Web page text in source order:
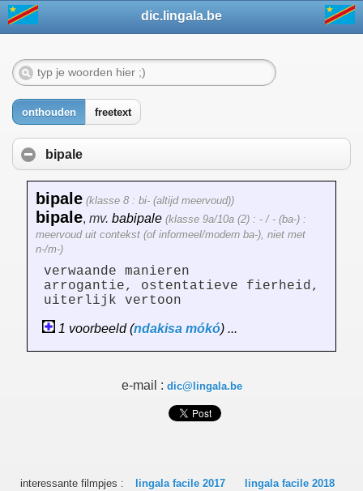
dic.lingala.be
onthouden freetext
bipale
bipale (klasse 8 : bi- (altijd meervoud))
bipale, mv. babipale (klasse 9a/10a (2) : - / - (ba-) :
meervoud uit contekst (of informeel/modern ba-), niet met
n-/m-)
verwaande manieren
arrogantie, ostentatieve fierheid,
uiterlijk vertoon
1 voorbeeld (ndakisa mókó) ...
e-mail : dic@lingala.be
interessante filmpjes : lingala facile 2017 lingala facile 2018